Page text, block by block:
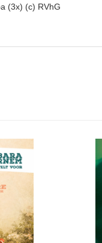
(3x) (c) RVhG